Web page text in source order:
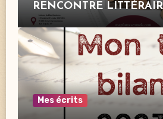
RENCONTRE
Mes écrits